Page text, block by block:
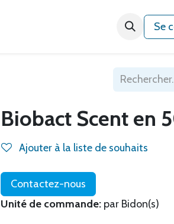
Qui Se
Biobact Scent en
Ajouter à la liste de souhaits
Contactez-nous
Unité de commande: par Bidon(s)